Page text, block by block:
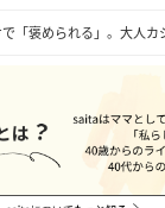
「褒められる」。大人